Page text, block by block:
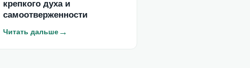
крепкого духа и
самоотверженности
Читать дальше→